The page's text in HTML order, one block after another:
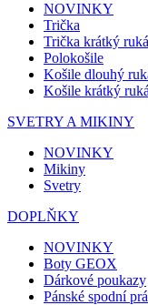
NOVINKY
Trička
Trička krátký
Polokošile
Košile dlouhý
Košile krátký
SVETRY A MIKINY
NOVINKY
Mikiny
Svetry
DOPLŇKY
NOVINKY
Boty GEOX
Dárkové poukazy
Pánské spodní